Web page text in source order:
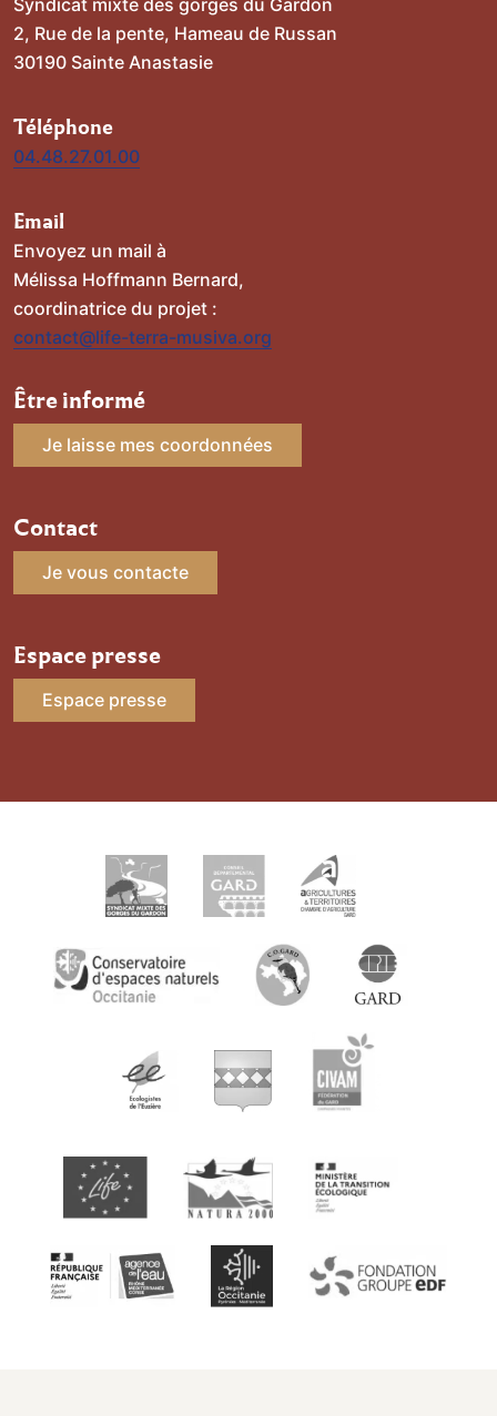
Syndicat mixte des gorges du Gardon
2, Rue de la pente, Hameau de Russan
30190 Sainte Anastasie
Téléphone
04.48.27.01.00
Email
Envoyez un mail à
Mélissa Hoffmann Bernard,
coordinatrice du projet :
contact@life-terra-musiva.org
Être informé
Je laisse mes coordonnées
Contact
Je vous contacte
Espace presse
Espace presse